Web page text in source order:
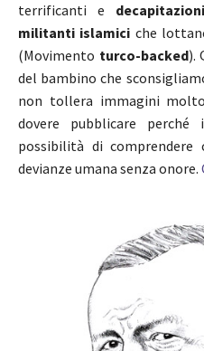
terrificanti e
militanti islamici che
(Movimento turco-backed).
del bambino che
non tollera immagini
dovere pubblicare
possibilità di comprendere
devianze umana senza onore.